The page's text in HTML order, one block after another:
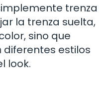
trenza
la trenza suelta,
sino que
estilos
look.